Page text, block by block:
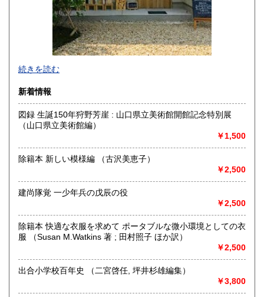
870円
870円 愛媛県
870円 福岡県
熊本県 870円 大分県 870円
宮崎県 870円
沖縄県 1,230円
2006年名古屋にて創業。
2017年に店主の故郷である山口県へ移転。
店頭販売は下関市豊田町大字殿敷1022-1の店舗にてしており
ます。
続きを読む
新着情報
図録 生誕150年狩野芳崖 : 山口県立美術館開館記念特別展
（山口県立美術館編）
￥1,500
除籍本 新しい模様編 （古沢美恵子）
￥2,500
建尚隊覚 一少年兵の戊辰の役
￥2,500
除籍本 快適な衣服を求めて ポータブルな微小環境としての衣
服 （Susan M.Watkins 著 ; 田村照子 ほか訳）
￥2,500
出合小学校百年史 （二宮啓任, 坪井杉雄編集）
￥3,800